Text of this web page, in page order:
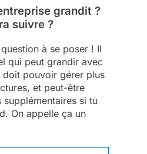
grandit ?
suivre ?
à se poser ! Il
qui peut grandir avec
doit pouvoir gérer plus
et peut-être
si tu
On appelle ça un